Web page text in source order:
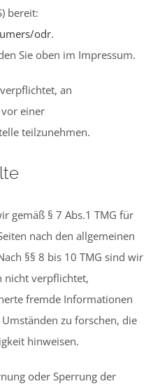
bereit:
odr.
Sie oben im Impressum.
an
einer
teilzunehmen.
gemäß § 7 Abs.1 TMG für
nach den allgemeinen
§§ 8 bis 10 TMG sind wir
nicht verpflichtet,
fremde Informationen
zu forschen, die
hinweisen.
oder Sperrung der